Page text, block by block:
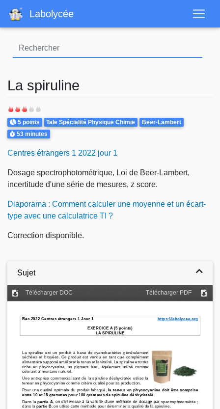
contenu
Labolycée
La spiruline
Points
5 points Theme
Tale Spécialité Physique Chimie Beer-Lambert
Durée
53 minutes
Centres étrangers 1 2022 jour 1
Dosage spectrophotométrique, Loi de Beer-Lambert,
incertitude d'une série de mesures, z score.
Diaporama : Comment calculer une moyenne et un écart-
type avec une calculatrice TI ?
Correction disponible.
Sujet